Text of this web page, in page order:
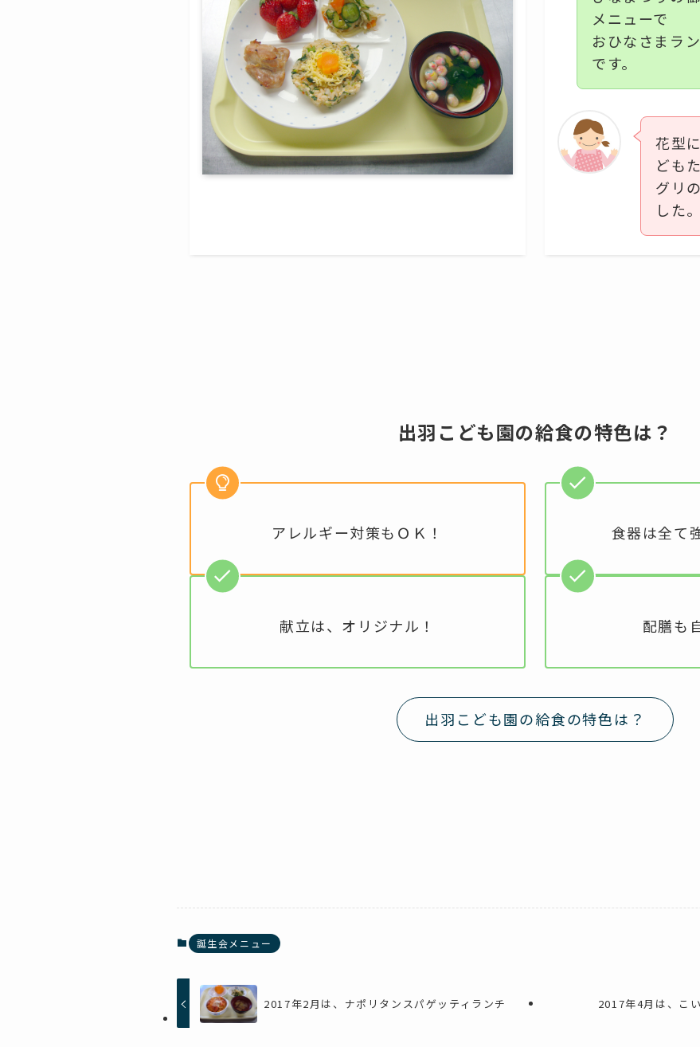
メニューで
おひなさまラ
です。
花型
ども
グリ
した。
出羽こども園の給食の特色は？
アレルギー対策もＯＫ！ 食器は全て
献立は、オリジナル！ 配膳も
出羽こども園の給食の特色は？
誕生会メニュー
2017年2月は、ナポリタンスパゲッティランチ 2017年4月は、こ